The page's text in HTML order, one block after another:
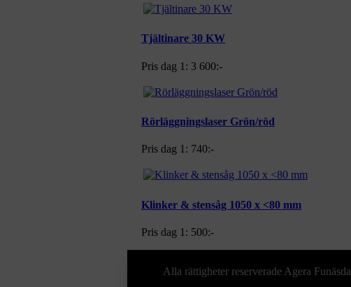
Tjältinare 30 KW
Pris dag 1: 3 600:-
Rörläggningslaser Grön/röd
Pris dag 1: 740:-
Klinker & stensåg 1050 x <80 mm
Pris dag 1: 500:-
Alla rättigheter reserverade Agera